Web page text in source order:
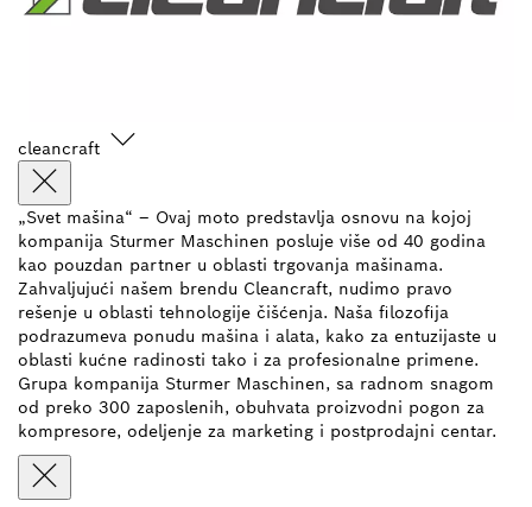
cleancraft
„Svet mašina“ – Ovaj moto predstavlja osnovu na kojoj
kompanija Sturmer Maschinen posluje više od 40 godina
kao pouzdan partner u oblasti trgovanja mašinama.
Zahvaljujući našem brendu Cleancraft, nudimo pravo
rešenje u oblasti tehnologije čišćenja. Naša filozofija
podrazumeva ponudu mašina i alata, kako za entuzijaste u
oblasti kućne radinosti tako i za profesionalne primene.
Grupa kompanija Sturmer Maschinen, sa radnom snagom
od preko 300 zaposlenih, obuhvata proizvodni pogon za
kompresore, odeljenje za marketing i postprodajni centar.